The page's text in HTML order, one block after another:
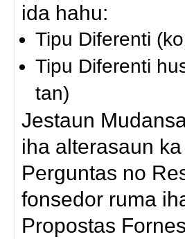
ida hahu:
Tipu Diferenti
Tipu Diferenti
tan)
Jestaun
iha alterasaun
Perguntas no
fonsedor ruma
Propostas